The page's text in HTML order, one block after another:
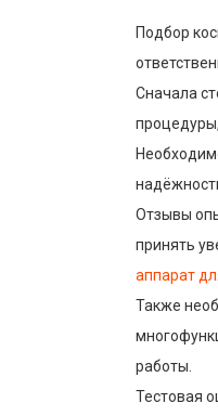
Подбор
Сначала
Отзывы
принять
аппарат
Также
работы.
Тестовая